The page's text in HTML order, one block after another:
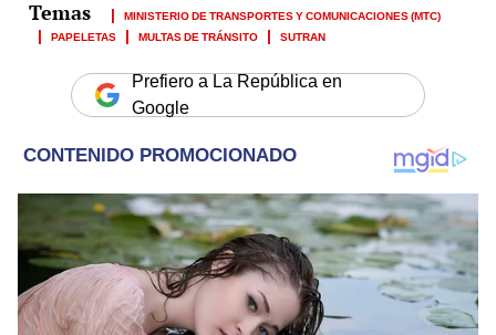
MINISTERIO DE TRANSPORTES Y COMUNICACIONES (MTC)
PAPELETAS
MULTAS DE TRÁNSITO SUTRAN
Prefiero a La República en
Google